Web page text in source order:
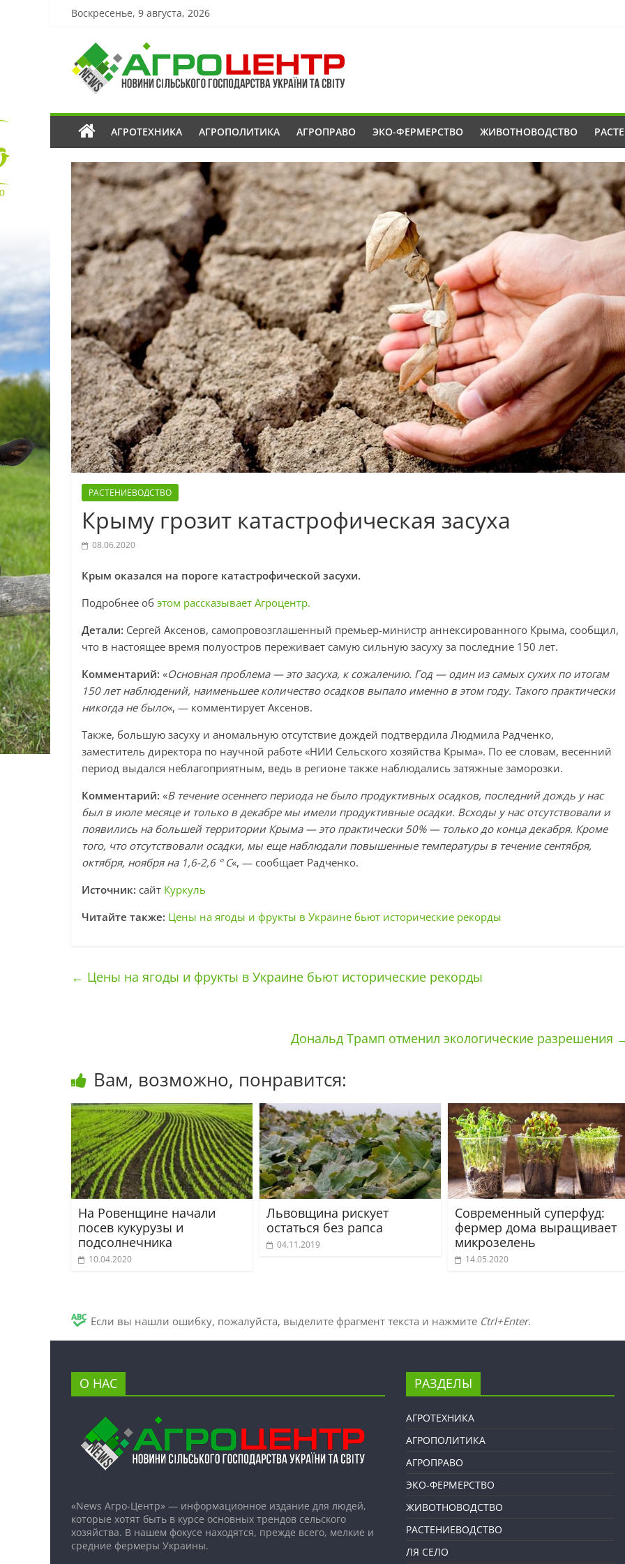
Воскресенье, 9 августа, 2026
АГРОТЕХНИКА АГРОПОЛИТИКА АГРОПРАВО ЭКО-ФЕРМЕРСТВО ЖИВОТНОВОДСТВО
РАСТЕНИЕВОДСТВО
Крыму грозит катастрофическая засуха
08.06.2020
Крым оказался на пороге катастрофической засухи.
Подробнее об этом рассказывает Агроцентр.
Детали: Сергей Аксенов, самопровозглашенный премьер-министр аннексированного Крыма, сообщил,
что в настоящее время полуостров переживает самую сильную засуху за последние 150 лет.
Комментарий: «Основная проблема — это засуха, к сожалению. Год — один из самых сухих по итогам
150 лет наблюдений, наименьшее количество осадков выпало именно в этом году. Такого практически
никогда не было«, — комментирует Аксенов.
Также, большую засуху и аномальную отсутствие дождей подтвердила Людмила Радченко,
заместитель директора по научной работе «НИИ Сельского хозяйства Крыма». По ее словам, весенний
период выдался неблагоприятным, ведь в регионе также наблюдались затяжные заморозки.
Комментарий: «В течение осеннего периода не было продуктивных осадков, последний дождь у нас
был в июле месяце и только в декабре мы имели продуктивные осадки. Всходы у нас отсутствовали и
появились на большей территории Крыма — это практически 50% — только до конца декабря. Кроме
того, что отсутствовали осадки, мы еще наблюдали повышенные температуры в течение сентября,
октября, ноября на 1,6-2,6 ° С«, — сообщает Радченко.
Источник: сайт Куркуль
Читайте также: Цены на ягоды и фрукты в Украине бьют исторические рекорды
← Цены на ягоды и фрукты в Украине бьют исторические рекорды
Дональд Трамп отменил экологические разрешения
Вам, возможно, понравится:
На Ровенщине начали
посев кукурузы и
подсолнечника
10.04.2020
Львовщина рискует
остаться без рапса
04.11.2019
Современный суперфуд:
фермер дома выращивает
микрозелень
14.05.2020
Если вы нашли ошибку, пожалуйста, выделите фрагмент текста и нажмите Ctrl+Enter.
О НАС
«News Агро-Центр» — информационное издание для людей,
которые хотят быть в курсе основных трендов сельского
хозяйства. В нашем фокусе находятся, прежде всего, мелкие и
средние фермеры Украины.
РАЗДЕЛЫ
АГРОТЕХНИКА
АГРОПОЛИТИКА
АГРОПРАВО
ЭКО-ФЕРМЕРСТВО
ЖИВОТНОВОДСТВО
РАСТЕНИЕВОДСТВО
ЛЯ СЕЛО